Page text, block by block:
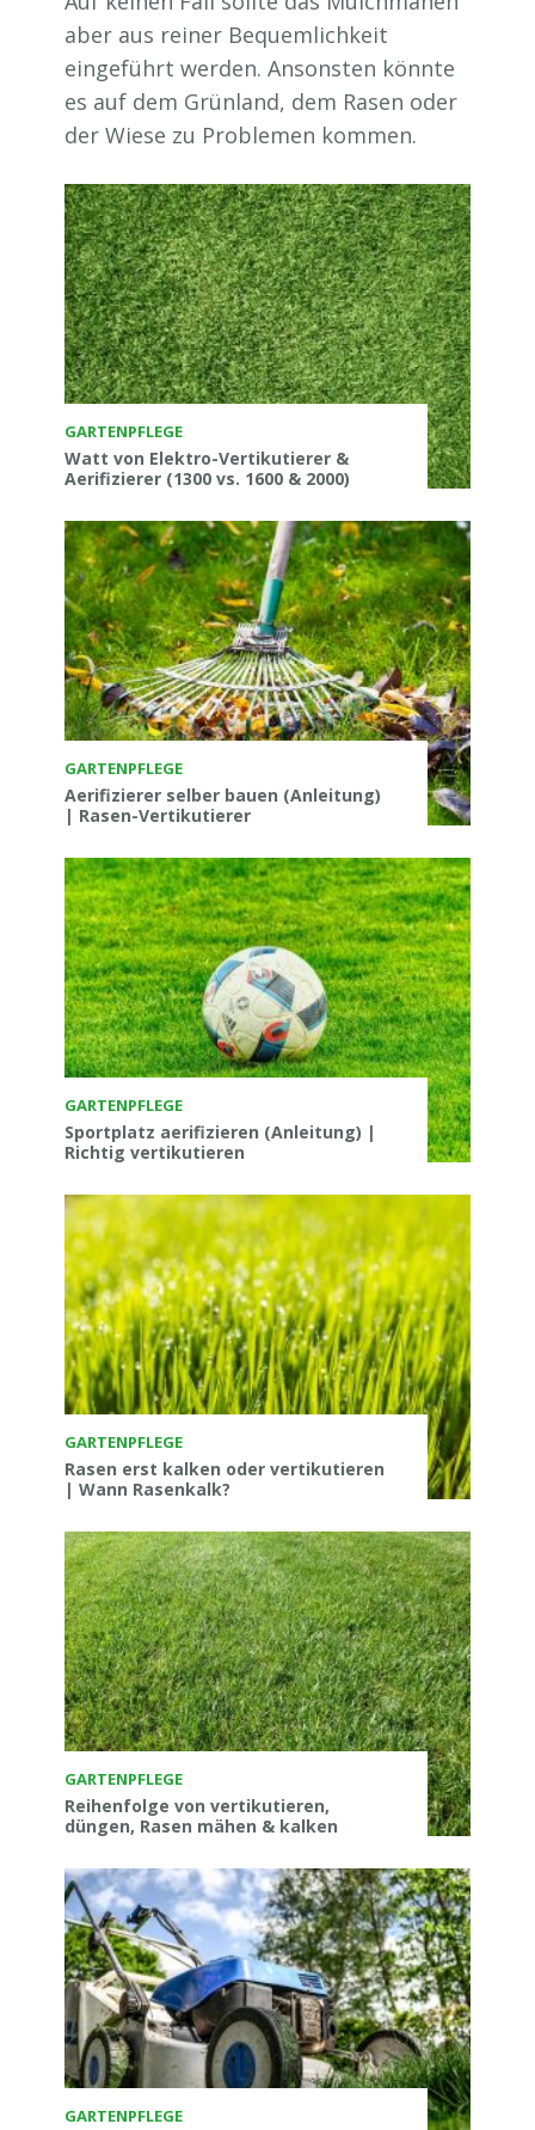
aber aus reiner Bequemlichkeit
eingeführt werden. Ansonsten könnte
es auf dem Grünland, dem Rasen oder
der Wiese zu Problemen kommen.
GARTENPFLEGE
Watt von Elektro-Vertikutierer &
Aerifizierer (1300 vs. 1600 & 2000)
GARTENPFLEGE
Aerifizierer selber bauen (Anleitung)
| Rasen-Vertikutierer
GARTENPFLEGE
Sportplatz aerifizieren (Anleitung) |
Richtig vertikutieren
GARTENPFLEGE
Rasen erst kalken oder vertikutieren
| Wann Rasenkalk?
GARTENPFLEGE
Reihenfolge von vertikutieren,
düngen, Rasen mähen & kalken
GARTENPFLEGE